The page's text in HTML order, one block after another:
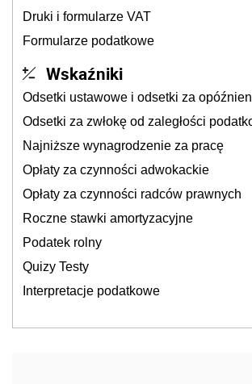
Druki i formularze VAT
Formularze podatkowe
Wskaźniki
Odsetki ustawowe i odsetki za
Odsetki za zwłokę od zaległości
Najniższe wynagrodzenie za pracę
Opłaty za czynności adwokackie
Opłaty za czynności radców prawnych
Roczne stawki amortyzacyjne
Podatek rolny
Quizy Testy
Interpretacje podatkowe